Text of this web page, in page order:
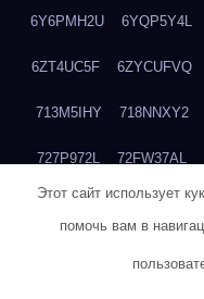
6Y6PMH2U 6YQP5Y4L
6ZT4UC5F 6ZYCUFVQ
713M5IHY 718NNXY2
727P972L 72FW37AL
740HGIUK
Этот сайт использует
помочь вам в